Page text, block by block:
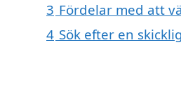
3 Fördelar med att
4 Sök efter en